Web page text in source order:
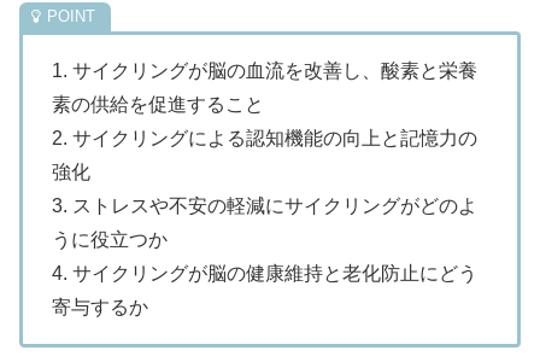
1. サイクリングが脳の血流を改善し、酸素と栄養
素の供給を促進すること
2. サイクリングによる認知機能の向上と記憶力の
強化
3. ストレスや不安の軽減にサイクリングがどのよ
うに役立つか
4. サイクリングが脳の健康維持と老化防止にどう
寄与するか